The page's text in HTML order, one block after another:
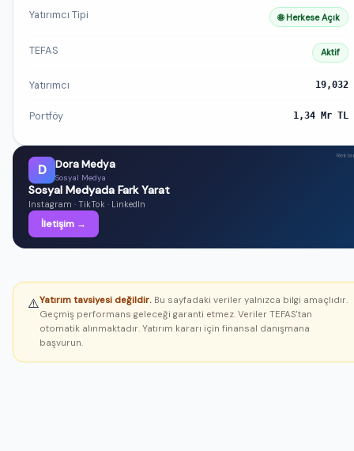
Yatırımcı Tipi 🌐 Herkese Açık
TEFAS Aktif
Yatırımcı 19,032
Portföy 1,34 Mr TL
D Dora Medya
Sosyal Medya
Sosyal Medyada Fark Yarat
Instagram · TikTok · LinkedIn
İletişim →
⚠️Yatırım tavsiyesi değildir. Bu sayfadaki veriler yalnızca bilgi amaçlıdır.
Geçmiş performans geleceği garanti etmez. Veriler TEFAS'tan
otomatik alınmaktadır. Yatırım kararı için finansal danışmana
başvurun.